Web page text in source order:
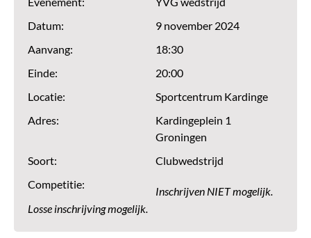
Datum:
9 november 2024
Aanvang:
18:30
Einde:
20:00
Locatie:
Sportcentrum Kardinge
Adres:
Kardingeplein 1
Groningen
Soort:
Clubwedstrijd
Competitie:
Inschrijven NIET mogelijk.
Losse inschrijving mogelijk.